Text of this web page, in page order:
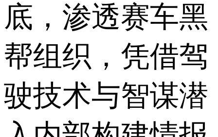
底，渗透赛车黑
帮组织，凭借驾
驶技术与智谋潜